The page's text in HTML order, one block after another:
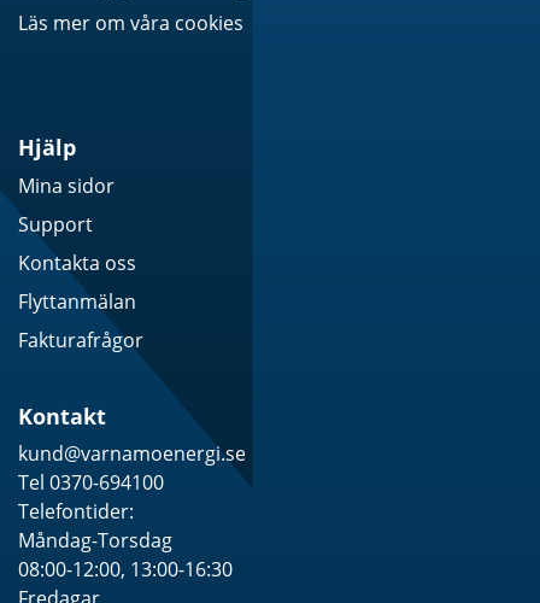
Läs mer om våra cookies
Hjälp
Mina sidor
Support
Kontakta oss
Flyttanmälan
Fakturafrågor
Kontakt
kund@varnamoenergi.se
Tel 0370-694100
Telefontider:
Måndag-Torsdag
08:00-12:00, 13:00-16:30